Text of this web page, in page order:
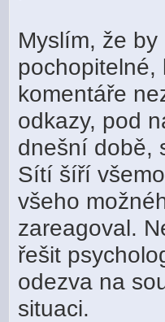
Myslím, že
pochopitelné,
komentáře
odkazy, pod
dnešní době,
Sítí šíří
všeho
zareagoval.
řešit
odezva na
situaci.